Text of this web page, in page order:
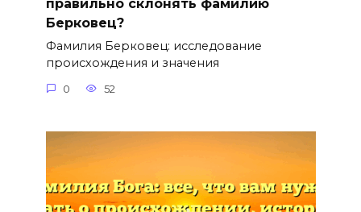
правильно склонять фамилию
Берковец?
Фамилия Берковец: исследование
происхождения и значения
0 52